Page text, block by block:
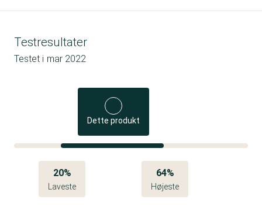
Testresultater
Testet i mar 2022
Dette produkt
20%
Laveste
64%
Højeste